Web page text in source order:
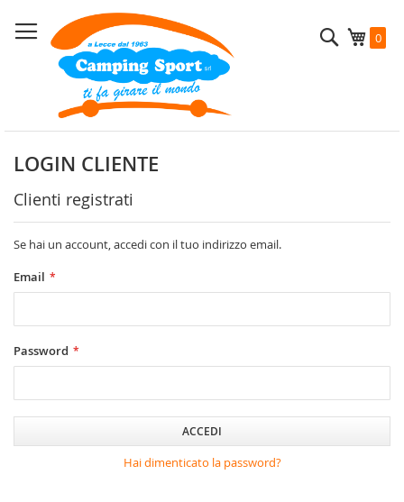
al
contenuto
0
Cerca
LOGIN CLIENTE
Clienti registrati
Se hai un account, accedi con il tuo indirizzo email.
Email
Password
ACCEDI
Hai dimenticato la password?